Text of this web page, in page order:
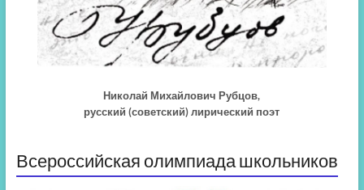
Николай Михайлович Рубцов,
русский (советский) лирический поэт
Всероссийская олимпиада школьников